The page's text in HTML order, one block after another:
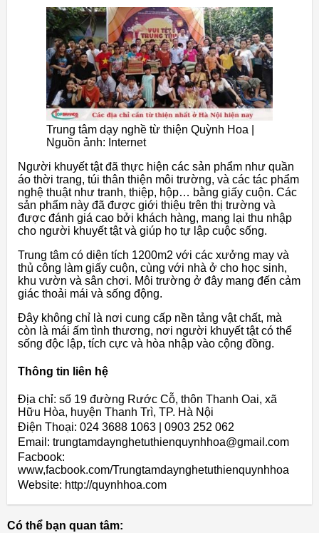
Trung tâm dạy nghề từ thiện Quỳnh Hoa |
Nguồn ảnh: Internet
Người khuyết tật đã thực hiện các sản phẩm như quần
áo thời trang, túi thân thiện môi trường, và các tác phẩm
nghệ thuật như tranh, thiệp, hộp… bằng giấy cuộn. Các
sản phẩm này đã được giới thiệu trên thị trường và
được đánh giá cao bởi khách hàng, mang lại thu nhập
cho người khuyết tật và giúp họ tự lập cuộc sống.
Trung tâm có diện tích 1200m2 với các xưởng may và
thủ công làm giấy cuộn, cùng với nhà ở cho học sinh,
khu vườn và sân chơi. Môi trường ở đây mang đến cảm
giác thoải mái và sống động.
Đây không chỉ là nơi cung cấp nền tảng vật chất, mà
còn là mái ấm tình thương, nơi người khuyết tật có thể
sống độc lập, tích cực và hòa nhập vào cộng đồng.
Thông tin liên hệ
Địa chỉ: số 19 đường Rước Cỗ, thôn Thanh Oai, xã
Hữu Hòa, huyện Thanh Trì, TP. Hà Nội
Điện Thoại: 024 3688 1063 | 0903 252 062
Email: trungtamdaynghetuthienquynhhoa@gmail.com
Facbook:
www,facbook.com/Trungtamdaynghetuthienquynhhoa
Website: http://quynhhoa.com
Có thể bạn quan tâm: